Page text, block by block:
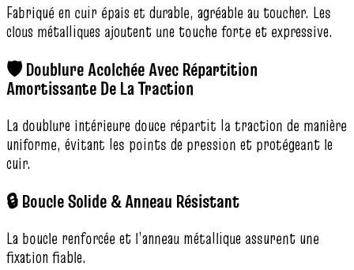
Fabriqué en cuir épais et durable, agréable au toucher. Les
clous métalliques ajoutent une touche forte et expressive.
🛡️ Doublure Acolchée Avec Répartition
Amortissante De La Traction
La doublure intérieure douce répartit la traction de manière
uniforme, évitant les points de pression et protégeant le
cuir.
🔒 Boucle Solide & Anneau Résistant
La boucle renforcée et l’anneau métallique assurent une
fixation fiable.